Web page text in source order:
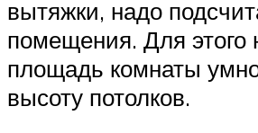
вытяжки, надо
помещения. Для этого
площадь комнаты
высоту потолков.